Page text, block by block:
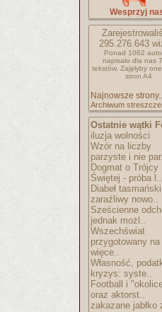
Wesprzyj
295.276.643
Ponad 1062
napisało dla nas
tekstów. Zajęłyby
stron A4
Najnowsze strony..
Archiwum
Ostatnie wątki
iluzja wolności
Wzór na liczby
parzyste i nie
Dogmat o Trójcy
Świętej - próba l..
Diabeł
zaraźliwy nowo..
Sześcienne
jednak możl..
Wszechświat
przygotowany na
więce..
Własność,
kryzys: syste..
Football i
oraz aktorst..
zakazane jabłko